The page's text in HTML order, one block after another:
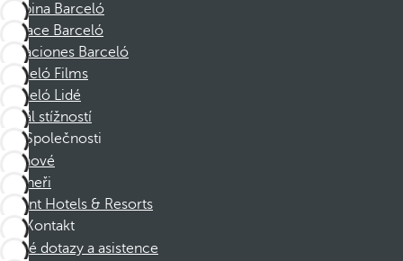
Skupina Barceló
Nadace Barceló
Vacaciones Barceló
Barceló Films
Barceló Lidé
Kanál stížností
Společnosti
Členové
Partneři
Dorint Hotels & Resorts
Kontakt
Časté dotazy a asistence